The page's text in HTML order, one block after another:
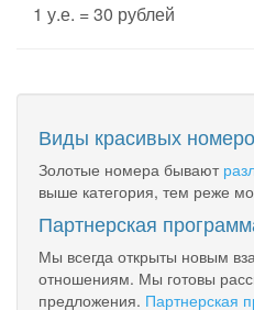
1 у.е. = 30 рублей
Виды красивых
Золотые номера бывают
выше категория, тем реже
Партнерская
Мы всегда открыты новым
отношениям. Мы готовы
предложения. Партнерская